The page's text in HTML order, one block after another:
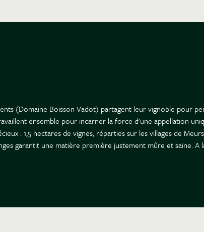
(Domaine Boisson Vadot) partagent leur vignoble pour
ensemble pour incarner la force d'une appellation
: 1,5 hectares de vignes, réparties sur les villages de
garantit une matière première justement mûre et saine. A